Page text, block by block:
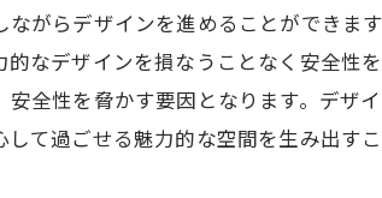
ながらデザインを進めることができま
的なデザインを損なうことなく安全性
安全性を脅かす要因となります。デザ
して過ごせる魅力的な空間を生み出すこ